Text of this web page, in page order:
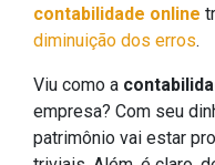
contabilidade online
diminuição dos erros.
Viu como a
empresa? Com seu
patrimônio vai estar